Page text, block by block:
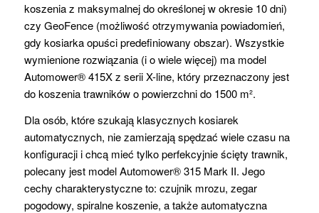
koszenia z maksymalnej do określonej w okresie 10 dni)
czy GeoFence (możliwość otrzymywania powiadomień,
gdy kosiarka opuści predefiniowany obszar). Wszystkie
wymienione rozwiązania (i o wiele więcej) ma model
Automower® 415X z serii X-line, który przeznaczony jest
do koszenia trawników o powierzchni do 1500 m².
Dla osób, które szukają klasycznych kosiarek
automatycznych, nie zamierzają spędzać wiele czasu na
konfiguracji i chcą mieć tylko perfekcyjnie ścięty trawnik,
polecany jest model Automower® 315 Mark II. Jego
cechy charakterystyczne to: czujnik mrozu, zegar
pogodowy, spiralne koszenie, a także automatyczna